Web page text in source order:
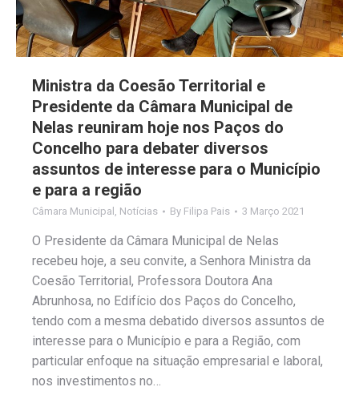
Ministra da Coesão Territorial e
Presidente da Câmara Municipal de
Nelas reuniram hoje nos Paços do
Concelho para debater diversos
assuntos de interesse para o Município
e para a região
Câmara Municipal , Notícias By Filipa Pais 3 Março 2021
O Presidente da Câmara Municipal de Nelas
recebeu hoje, a seu convite, a Senhora Ministra da
Coesão Territorial, Professora Doutora Ana
Abrunhosa, no Edifício dos Paços do Concelho,
tendo com a mesma debatido diversos assuntos de
interesse para o Município e para a Região, com
particular enfoque na situação empresarial e laboral,
nos investimentos no…